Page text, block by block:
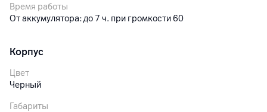
Время работы
От аккумулятора: до 7 ч. при громкости 60
Корпус
Цвет
Черный
Габариты